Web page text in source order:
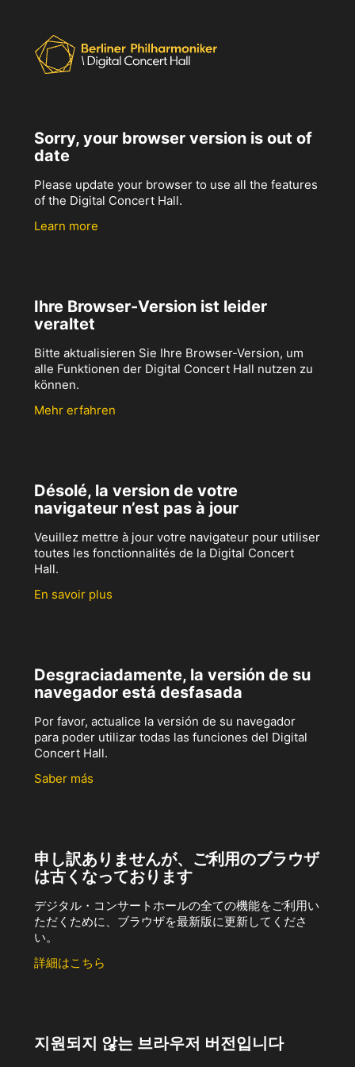
Sorry, your browser version is out of
date
Please update your browser to use all the features
of the Digital Concert Hall.
Learn more
Ihre Browser-Version ist leider
veraltet
Bitte aktualisieren Sie Ihre Browser-Version, um
alle Funktionen der Digital Concert Hall nutzen zu
können.
Mehr erfahren
Désolé, la version de votre
navigateur n’est pas à jour
Veuillez mettre à jour votre navigateur pour utiliser
toutes les fonctionnalités de la Digital Concert
Hall.
En savoir plus
Desgraciadamente, la versión de su
navegador está desfasada
Por favor, actualice la versión de su navegador
para poder utilizar todas las funciones del Digital
Concert Hall.
Saber más
申し訳ありませんが、ご利用のブラウザ
は古くなっております
デジタル・コンサートホールの全ての機能をご利用い
ただくために、ブラウザを最新版に更新してくださ
い。
詳細はこちら
지원되지 않는 브라우저 버전입니다